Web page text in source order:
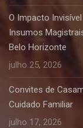
O Impacto
Insumos
Belo Horizonte
julho 25, 2026
Convites de
Cuidado Familiar
julho 17, 2026